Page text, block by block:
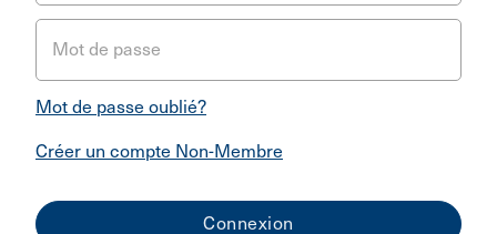
Mot de passe
Mot de passe oublié?
Créer un compte Non-Membre